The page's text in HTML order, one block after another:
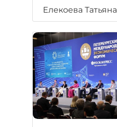
Елекоева Татьяна